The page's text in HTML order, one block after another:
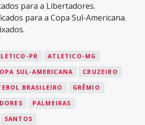
para a Libertadores.
para a Copa Sul-Americana.
PR
ATLETICO-MG
SUL-AMERICANA
CRUZEIRO
BRASILEIRO
GRÊMIO
PALMEIRAS
SANTOS